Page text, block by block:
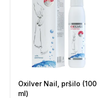
Oxilver Nail, pršilo (100
ml)